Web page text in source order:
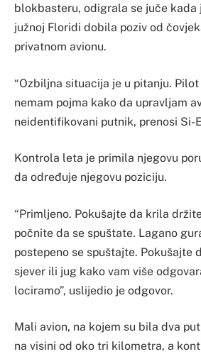
blokbasteru, odigrala se juče kada
južnoj Floridi dobila poziv od
privatnom avionu.
“Ozbiljna situacija je u pitanju.
nemam pojma kako da upravljam
neidentifikovani putnik, prenosi Si-
Kontrola leta je primila njegovu
da određuje njegovu poziciju.
“Primljeno. Pokušajte da krila
počnite da se spuštate. Lagano
postepeno se spuštajte. Pokušajte
sjever ili jug kako vam više
lociramo”, uslijedio je odgovor.
Mali avion, na kojem su bila dva
na visini od oko tri kilometra, a